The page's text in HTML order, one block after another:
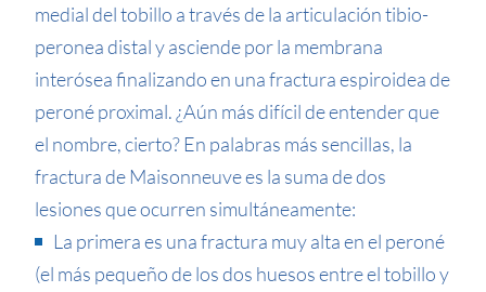
medial del tobillo a través de la articulación tibio-
peronea distal y asciende por la membrana
interósea finalizando en una fractura espiroidea de
peroné proximal. ¿Aún más difícil de entender que
el nombre, cierto? En palabras más sencillas, la
fractura de Maisonneuve es la suma de dos
lesiones que ocurren simultáneamente:
La primera es una fractura muy alta en el peroné
(el más pequeño de los dos huesos entre el tobillo y